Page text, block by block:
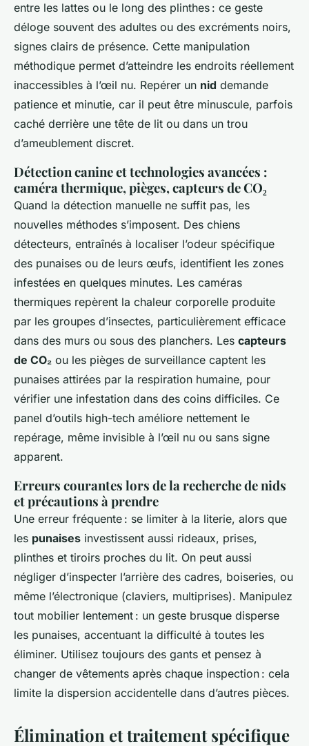
entre les lattes ou le long des plinthes : ce geste
déloge souvent des adultes ou des excréments noirs,
signes clairs de présence. Cette manipulation
méthodique permet d’atteindre les endroits réellement
inaccessibles à l’œil nu. Repérer un nid demande
patience et minutie, car il peut être minuscule, parfois
caché derrière une tête de lit ou dans un trou
d’ameublement discret.
Détection canine et technologies avancées :
caméra thermique, pièges, capteurs de CO₂
Quand la détection manuelle ne suffit pas, les
nouvelles méthodes s’imposent. Des chiens
détecteurs, entraînés à localiser l’odeur spécifique
des punaises ou de leurs œufs, identifient les zones
infestées en quelques minutes. Les caméras
thermiques repèrent la chaleur corporelle produite
par les groupes d’insectes, particulièrement efficace
dans des murs ou sous des planchers. Les capteurs
de CO₂ ou les pièges de surveillance captent les
punaises attirées par la respiration humaine, pour
vérifier une infestation dans des coins difficiles. Ce
panel d’outils high-tech améliore nettement le
repérage, même invisible à l’œil nu ou sans signe
apparent.
Erreurs courantes lors de la recherche de nids
et précautions à prendre
Une erreur fréquente : se limiter à la literie, alors que
les punaises investissent aussi rideaux, prises,
plinthes et tiroirs proches du lit. On peut aussi
négliger d’inspecter l’arrière des cadres, boiseries, ou
même l’électronique (claviers, multiprises). Manipulez
tout mobilier lentement : un geste brusque disperse
les punaises, accentuant la difficulté à toutes les
éliminer. Utilisez toujours des gants et pensez à
changer de vêtements après chaque inspection : cela
limite la dispersion accidentelle dans d’autres pièces.
Élimination et traitement spécifique